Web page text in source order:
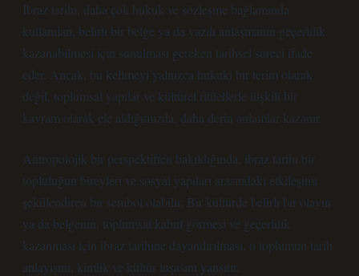
İbraz tarihi, daha çok hukuk ve sözleşme bağlamında
kullanılan, belirli bir belge ya da yazılı anlaşmanın geçerlilik
kazanabilmesi için sunulması gereken tarihsel süreci ifade
eder. Ancak, bu kelimeyi yalnızca hukuki bir terim olarak
değil, toplumsal yapılar ve kültürel ritüellerle ilişkili bir
kavram olarak ele aldığımızda, daha derin anlamlar kazanır.
Antropolojik bir perspektiften bakıldığında, ibraz tarihi bir
topluluğun bireyleri ve sosyal yapıları arasındaki etkileşimi
şekillendiren bir sembol olabilir. Bir kültürde belirli bir olayın
ya da belgenin, toplumsal kabul görmesi ve geçerlilik
kazanması için ibraz tarihine dayandırılması, o toplumun tarih
anlayışını, kimlik ve kültür inşasını yansıtır.